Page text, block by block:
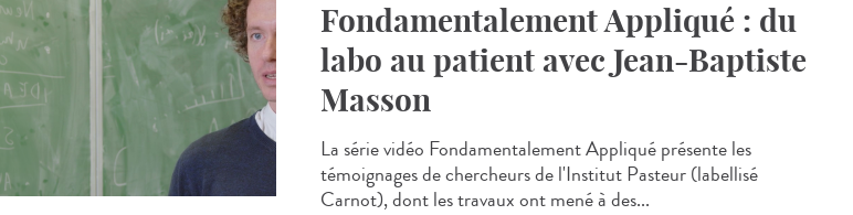
Fondamentalement Appliqué : du
labo au patient avec Jean-Baptiste
Masson
La série vidéo Fondamentalement Appliqué présente les
témoignages de chercheurs de l'Institut Pasteur (labellisé
Carnot), dont les travaux ont mené à des...